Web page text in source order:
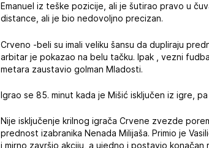
Emanuel iz teške pozicije, ali je šutirao pravo u
distance, ali je bio nedovoljno precizan.
Crveno -beli su imali veliku šansu da dupliraju
arbitar je pokazao na belu tačku. Ipak , vezni
metara zaustavio golman Mladosti.
Igrao se 85. minut kada je Mišić isključen iz igre,
Nije isključenje krilnog igrača Crvene zvezde
prednost izabranika Nenada Milijaša. Primio je
i mirno završio akciju, a ujedno i postavio konačan